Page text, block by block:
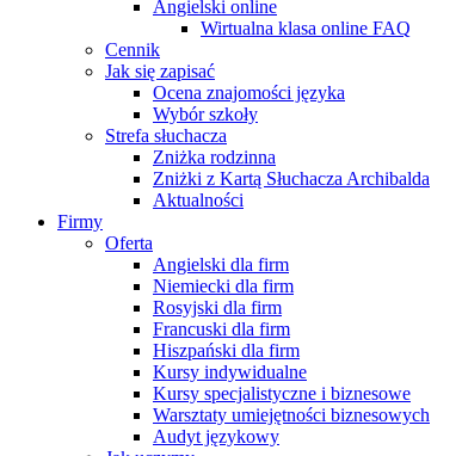
Angielski online
Wirtualna klasa online FAQ
Cennik
Jak się zapisać
Ocena znajomości języka
Wybór szkoły
Strefa słuchacza
Zniżka rodzinna
Zniżki z Kartą Słuchacza Archibalda
Aktualności
Firmy
Oferta
Angielski dla firm
Niemiecki dla firm
Rosyjski dla firm
Francuski dla firm
Hiszpański dla firm
Kursy indywidualne
Kursy specjalistyczne i biznesowe
Warsztaty umiejętności biznesowych
Audyt językowy